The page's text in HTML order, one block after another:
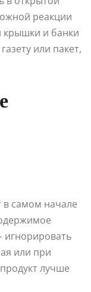
реакции
крышки и банки
или пакет,
самом начале
игнорировать
или при
лучше